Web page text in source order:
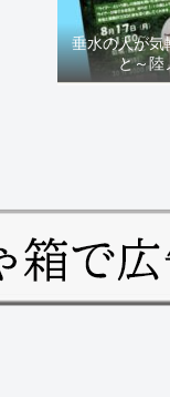
垂水の人が気
と～